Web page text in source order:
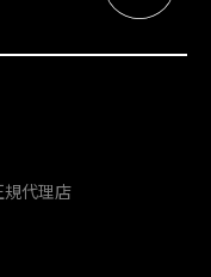
規代理店